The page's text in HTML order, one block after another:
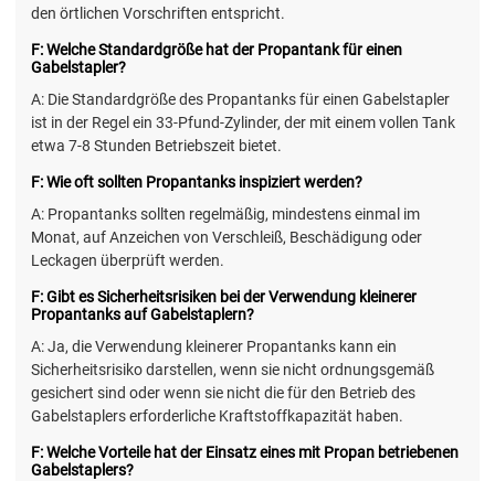
den örtlichen Vorschriften entspricht.
F: Welche Standardgröße hat der Propantank für einen
Gabelstapler?
A: Die Standardgröße des Propantanks für einen Gabelstapler
ist in der Regel ein 33-Pfund-Zylinder, der mit einem vollen Tank
etwa 7-8 Stunden Betriebszeit bietet.
F: Wie oft sollten Propantanks inspiziert werden?
A: Propantanks sollten regelmäßig, mindestens einmal im
Monat, auf Anzeichen von Verschleiß, Beschädigung oder
Leckagen überprüft werden.
F: Gibt es Sicherheitsrisiken bei der Verwendung kleinerer
Propantanks auf Gabelstaplern?
A: Ja, die Verwendung kleinerer Propantanks kann ein
Sicherheitsrisiko darstellen, wenn sie nicht ordnungsgemäß
gesichert sind oder wenn sie nicht die für den Betrieb des
Gabelstaplers erforderliche Kraftstoffkapazität haben.
F: Welche Vorteile hat der Einsatz eines mit Propan betriebenen
Gabelstaplers?